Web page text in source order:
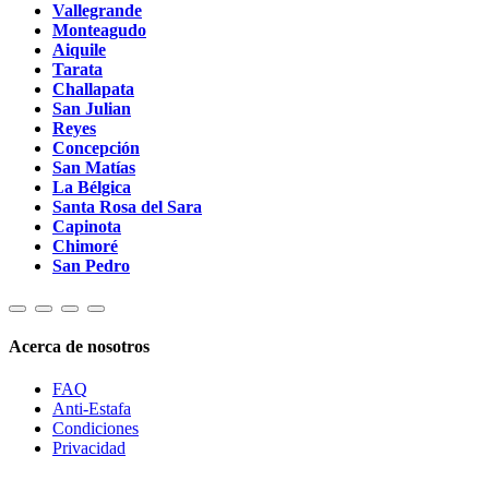
Vallegrande
Monteagudo
Aiquile
Tarata
Challapata
San Julian
Reyes
Concepción
San Matías
La Bélgica
Santa Rosa del Sara
Capinota
Chimoré
San Pedro
Acerca de nosotros
FAQ
Anti-Estafa
Condiciones
Privacidad